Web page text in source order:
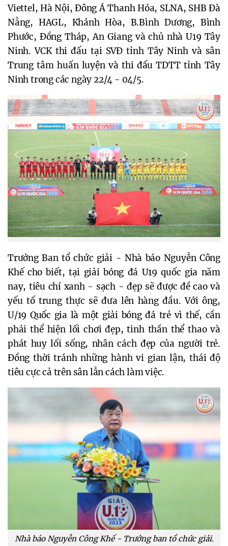
Viettel, Hà Nội, Đông Á Thanh Hóa, SLNA, SHB Đà
Nẵng, HAGL, Khánh Hòa, B.Bình Dương, Bình
Phước, Đồng Tháp, An Giang và chủ nhà U19 Tây
Ninh. VCK thi đấu tại SVĐ tỉnh Tây Ninh và sân
Trung tâm huấn luyện và thi đấu TDTT tỉnh Tây
Ninh trong các ngày 22/4 - 04/5.
Trưởng Ban tổ chức giải - Nhà báo Nguyễn Công
Khế cho biết, tại giải bóng đá U19 quốc gia năm
nay, tiêu chí xanh - sạch - đẹp sẽ được đề cao và
yếu tố trung thực sẽ đưa lên hàng đầu. Với ông,
U/19 Quốc gia là một giải bóng đá trẻ vì thế, cần
phải thể hiện lối chơi đẹp, tinh thần thể thao và
phát huy lối sống, nhân cách đẹp của người trẻ.
Đồng thời tránh những hành vi gian lận, thái độ
tiêu cực cả trên sân lẫn cách làm việc.
Nhà báo Nguyễn Công Khế - Trưởng ban tổ chức giải.